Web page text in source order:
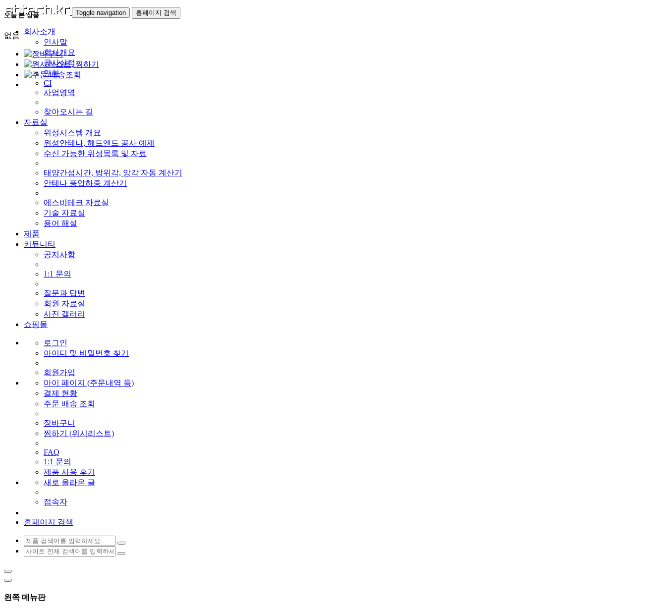
Toggle navigation 홈페이지 검색
회사소개
인사말
회사개요
공사실적
연혁
CI
사업영역
찾아오시는 길
자료실
위성시스템 개요
위성안테나, 헤드엔드 공사 예제
수신 가능한 위성목록 및 자료
태양간섭시간, 방위각, 앙각 자동 계산기
안테나 풍압하중 계산기
에스비테크 자료실
기술 자료실
용어 해설
제품
커뮤니티
공지사항
1:1 문의
질문과 답변
회원 자료실
사진 갤러리
쇼핑몰
로그인
아이디 및 비밀번호 찾기
회원가입
마이 페이지 (주문내역 등)
결제 현황
주문 배송 조회
장바구니
찜하기 (위시리스트)
FAQ
1:1 문의
제품 사용 후기
새로 올라온 글
접속자
홈페이지 검색
왼쪽 메뉴판
오늘 본 상품
없음